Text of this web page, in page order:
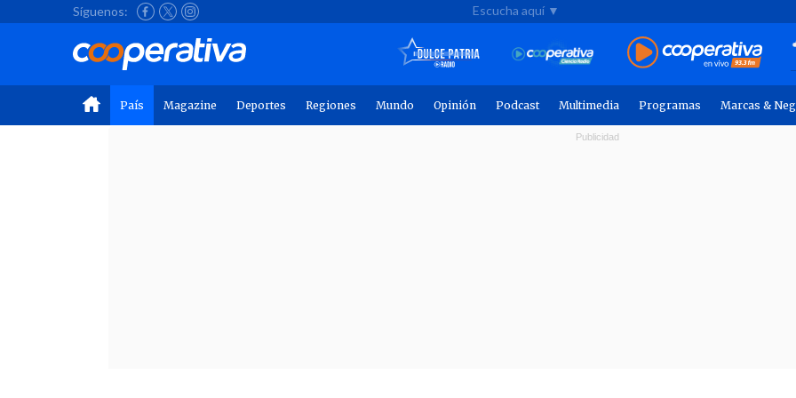
Síguenos: Escucha aquí ▼
País Magazine Deportes Regiones Mundo Opinión Podcast Multimedia Programas Marcas &